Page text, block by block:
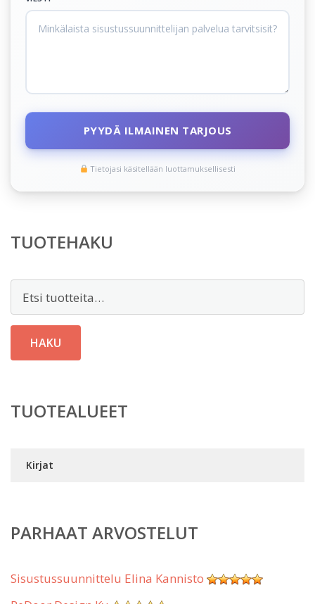
PYYDÄ ILMAINEN TARJOUS
Tietojasi käsitellään luottamuksellisesti
TUOTEHAKU
HAKU
TUOTEALUEET
Kirjat
PARHAAT ARVOSTELUT
Sisustussuunnittelu Elina Kannisto